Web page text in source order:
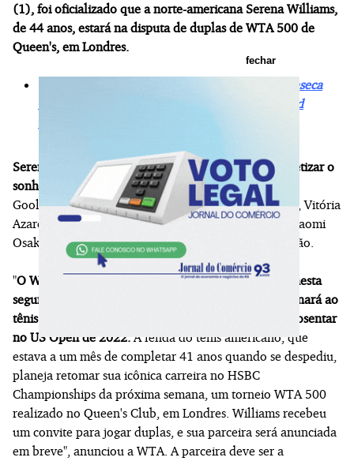
(1), foi oficializado que a norte-americana Serena Williams,
de 44 anos, estará na disputa de duplas de WTA 500 de
Queen's, em Londres.
Para manter o sonho, João Fonseca
encara Mensik por vaga nas semifinais de Roland
Serena é a nona tenista que volta à ativa após concretizar o
sonho de ser mãe.
Antes, Margaret Court, Evonne
Goolagong Cawley, Lindsay Davenport, Kim Clijsters, Vitória
Azarenka, Caroline Wozniacki, Angelique Kerber e Naomi
Osaka, ainda em atividade, retornaram após a gestação.
"O WTA Tour Driven by Mercedes-Benz comemora nesta
segunda-feira a notícia de que Serena Williams retornará ao
tênis profissional, quase quatro anos depois de se aposentar
no US Open de 2022.A lenda do tênis americano, que
estava a um mês de completar 41 anos quando se despediu,
planeja retomar sua icônica carreira no HSBC
Championships da próxima semana, um torneio WTA 500
realizado no Queen's Club, em Londres. Williams recebeu
um convite para jogar duplas, e sua parceira será anunciada
em breve", anunciou a WTA. A parceira deve ser a
fechar